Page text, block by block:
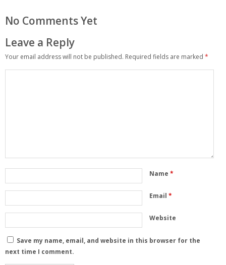
No Comments Yet
Leave a Reply
Your email address will not be published. Required fields are marked *
Name *
Email *
Website
Save my name, email, and website in this browser for the
next time I comment.